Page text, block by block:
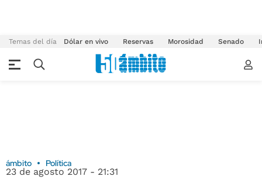
Temas del día Dólar en vivo Reservas Morosidad Senado
ámbito Política
23 de agosto 2017 - 21:31